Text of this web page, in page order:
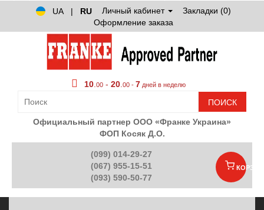
UA
| RU Личный кабинет
Закладки (0)
Оформление заказа
10 00 - 20 00 - 7 дней в неделю
ПОИСК
Официальный партнер ООО «Франке Украина»
ФОП Косяк Д.О.
(099) 014-29-27
(067) 955-15-51
(093) 590-50-77